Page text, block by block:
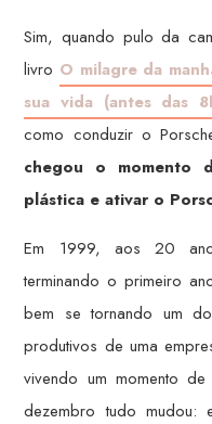
Sim, quando pulo da
livro O milagre da
sua vida (antes das
como conduzir o
chegou o momento
plástica e ativar o
Em 1999, aos 20
terminando o primeiro
bem se tornando um
produtivos de uma
vivendo um momento
dezembro tudo